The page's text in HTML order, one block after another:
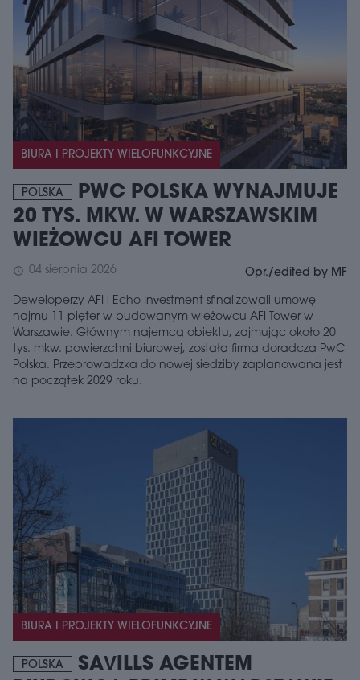
BIURA I PROJEKTY WIELOFUNKCYJNE
POLSKA
PWC POLSKA WYNAJMUJE
20 TYS. MKW. W WARSZAWSKIM
WIEŻOWCU AFI TOWER
schedule 04 sierpnia 2026 Opr./edited by MF
Deweloperzy AFI i Echo Investment sfinalizowali umowę
najmu 11 pięter w budowanym wieżowcu AFI Tower w
Warszawie. Głównym najemcą obiektu, zajmując około 20
tys. mkw. powierzchni biurowej, została firma doradcza PwC
Polska. Przeprowadzka do nowej siedziby zaplanowana jest
na początek 2029 roku.
BIURA I PROJEKTY WIELOFUNKCYJNE
POLSKA
SAVILLS AGENTEM